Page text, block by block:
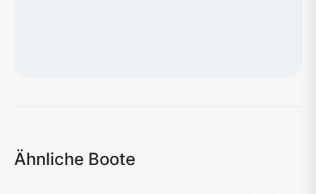
Ähnliche Boote